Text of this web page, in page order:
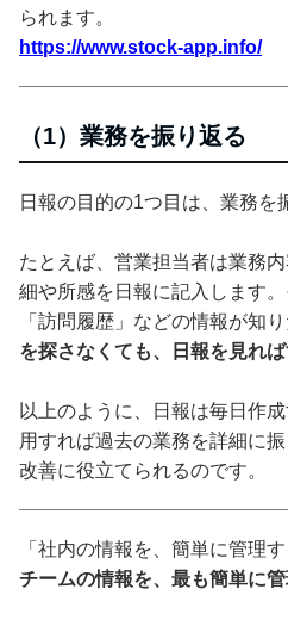
られます。
https://www.stock-app.info/
（1）業務を振り返る
日報の目的の1つ目は、業務を
たとえば、営業担当者は業務
細や所感を日報に記入します
「訪問履歴」などの情報が知り
を探さなくても、日報を見れば
以上のように、日報は毎日作
用すれば過去の業務を詳細に
改善に役立てられるのです。
「社内の情報を、簡単に管理
チームの情報を、最も簡単に